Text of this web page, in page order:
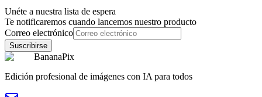
Unéte a nuestra lista de espera
Te notificaremos cuando lancemos nuestro producto
Correo electrónico
Suscribirse
BananaPix
Edición profesional de imágenes con IA para todos